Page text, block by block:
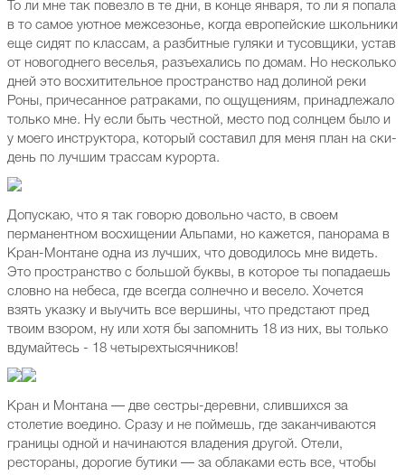
То ли мне так повезло в те дни, в конце января, то ли я попала
в то самое уютное межсезонье, когда европейские школьники
еще сидят по классам, а разбитные гуляки и тусовщики, устав
от новогоднего веселья, разъехались по домам. Но несколько
дней это восхитительное пространство над долиной реки
Роны, причесанное ратраками, по ощущениям, принадлежало
только мне. Ну если быть честной, место под солнцем было и
у моего инструктора, который составил для меня план на ски-
день по лучшим трассам курорта.
Допускаю, что я так говорю довольно часто, в своем
перманентном восхищении Альпами, но кажется, панорама в
Кран-Монтане одна из лучших, что доводилось мне видеть.
Это пространство с большой буквы, в которое ты попадаешь
словно на небеса, где всегда солнечно и весело. Хочется
взять указку и выучить все вершины, что предстают пред
твоим взором, ну или хотя бы запомнить 18 из них, вы только
вдумайтесь - 18 четырехтысячников!
Кран и Монтана — две сестры-деревни, слившихся за
столетие воедино. Сразу и не поймешь, где заканчиваются
границы одной и начинаются владения другой. Отели,
рестораны, дорогие бутики — за облаками есть все, чтобы